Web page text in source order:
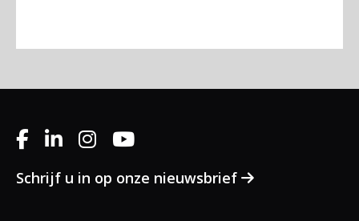
Schrijf u in op onze nieuwsbrief